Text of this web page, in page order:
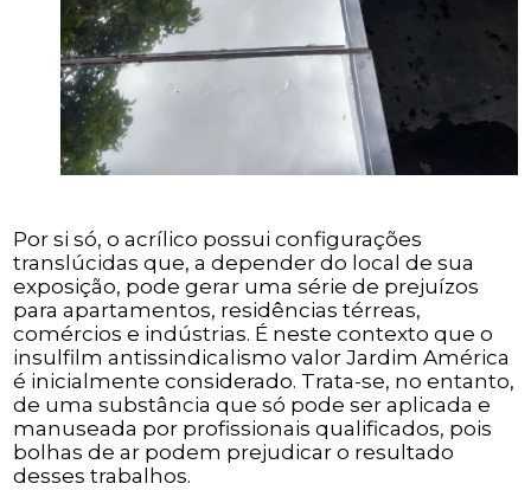
Por si só, o acrílico possui configurações
translúcidas que, a depender do local de sua
exposição, pode gerar uma série de prejuízos
para apartamentos, residências térreas,
comércios e indústrias. É neste contexto que o
insulfilm antissindicalismo valor Jardim América
é inicialmente considerado. Trata-se, no entanto,
de uma substância que só pode ser aplicada e
manuseada por profissionais qualificados, pois
bolhas de ar podem prejudicar o resultado
desses trabalhos.